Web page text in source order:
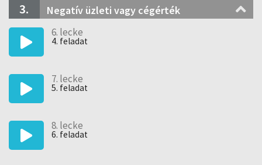
3. Negatív üzleti vagy cégérték
6. lecke
4. feladat
7. lecke
5. feladat
8. lecke
6. feladat